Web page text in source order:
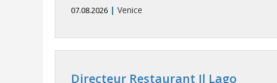
07.08.2026 | Venice
Directeur Restaurant Il Lago